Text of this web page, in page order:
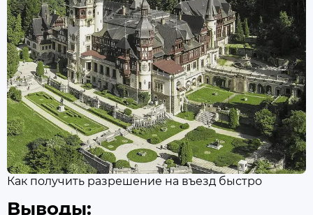
Как получить разрешение на въезд быстро
Выводы: